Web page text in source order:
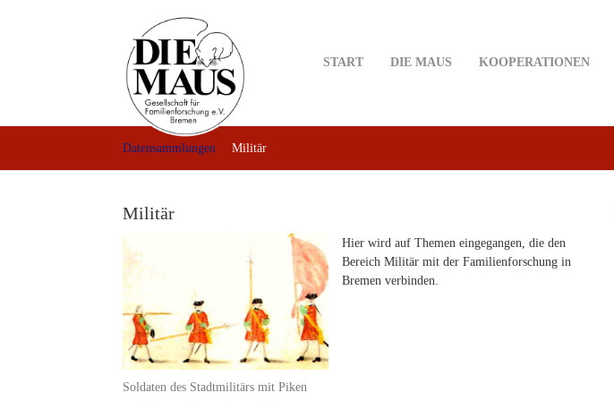
START DIE MAUS KOOPERATIONEN
Datensammlungen Militär
Militär
Soldaten des Stadtmilitärs mit Piken
Hier wird auf Themen eingegangen, die den
Bereich Militär mit der Familienforschung in
Bremen verbinden.